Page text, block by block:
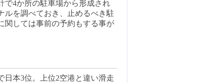
で4か所の駐車場から形成され
ルを調べておき、止めるべき駐
関しては事前の予約もする事が
本3位。上位2空港と違い滑走